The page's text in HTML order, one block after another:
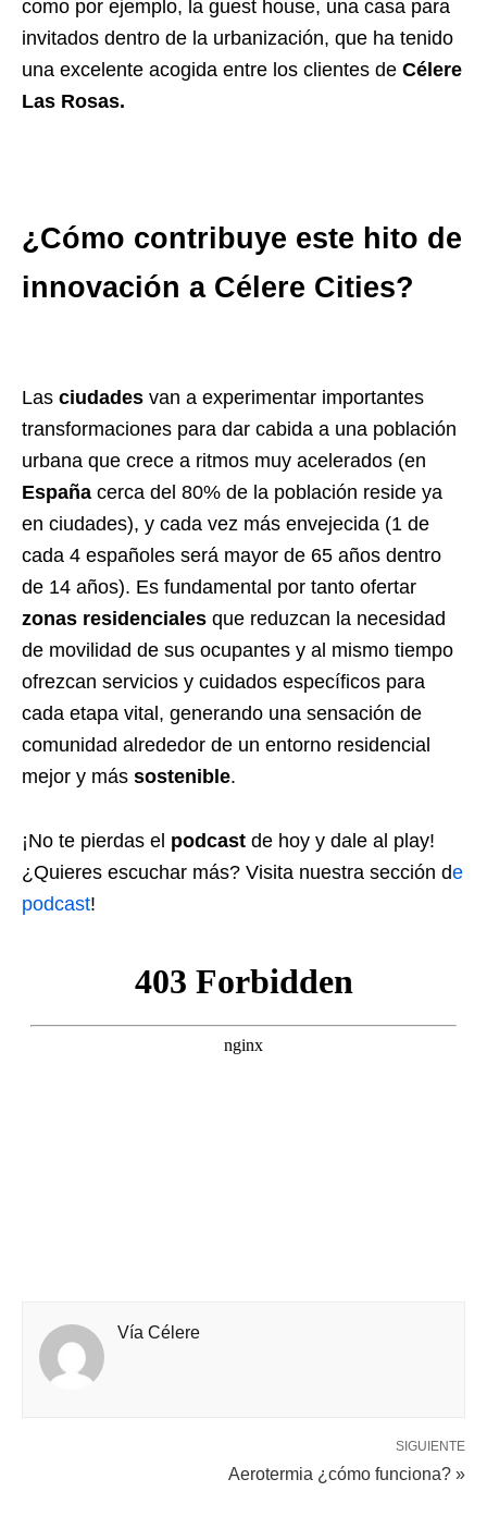
como por ejemplo, la guest house, una casa para
invitados dentro de la urbanización, que ha tenido
una excelente acogida entre los clientes de Célere
Las Rosas.
¿Cómo contribuye este hito de
innovación a Célere Cities?
Las ciudades van a experimentar importantes
transformaciones para dar cabida a una población
urbana que crece a ritmos muy acelerados (en
España cerca del 80% de la población reside ya
en ciudades), y cada vez más envejecida (1 de
cada 4 españoles será mayor de 65 años dentro
de 14 años). Es fundamental por tanto ofertar
zonas residenciales que reduzcan la necesidad
de movilidad de sus ocupantes y al mismo tiempo
ofrezcan servicios y cuidados específicos para
cada etapa vital, generando una sensación de
comunidad alrededor de un entorno residencial
mejor y más sostenible.
¡No te pierdas el podcast de hoy y dale al play!
¿Quieres escuchar más? Visita nuestra sección de
podcast!
Vía Célere
SIGUIENTE
Aerotermia ¿cómo funciona? »